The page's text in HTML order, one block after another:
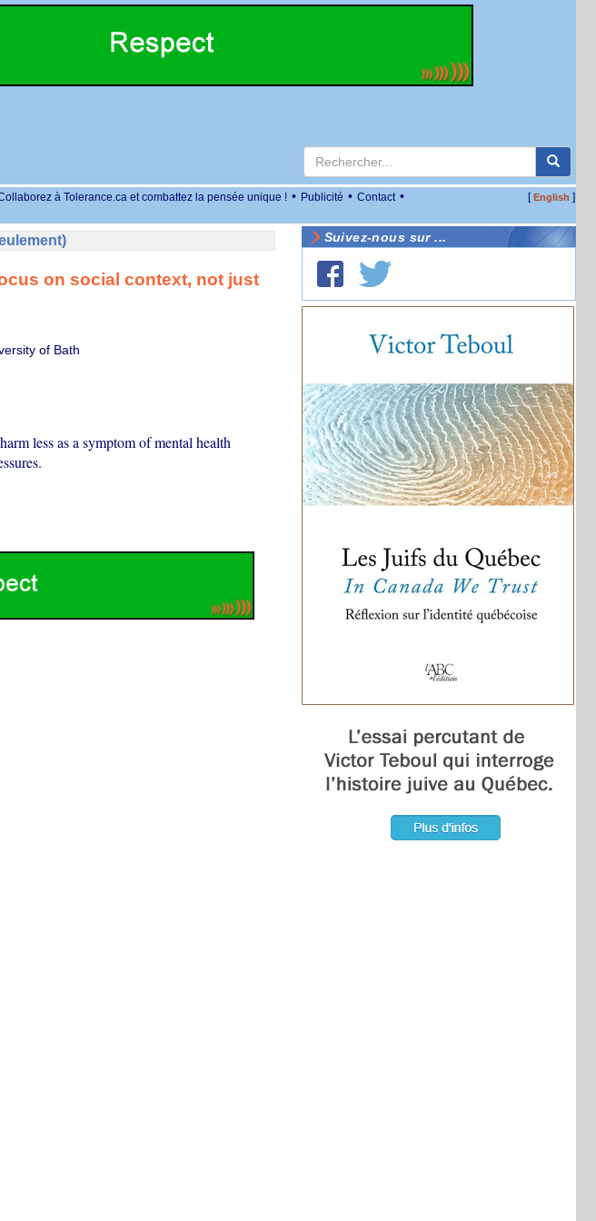
à Tolerance.ca et combattez la pensée unique ! • Publicité • Contact • [English ]
on social context, not just
of Bath
less as a symptom of mental health
Suivez-nous sur ...